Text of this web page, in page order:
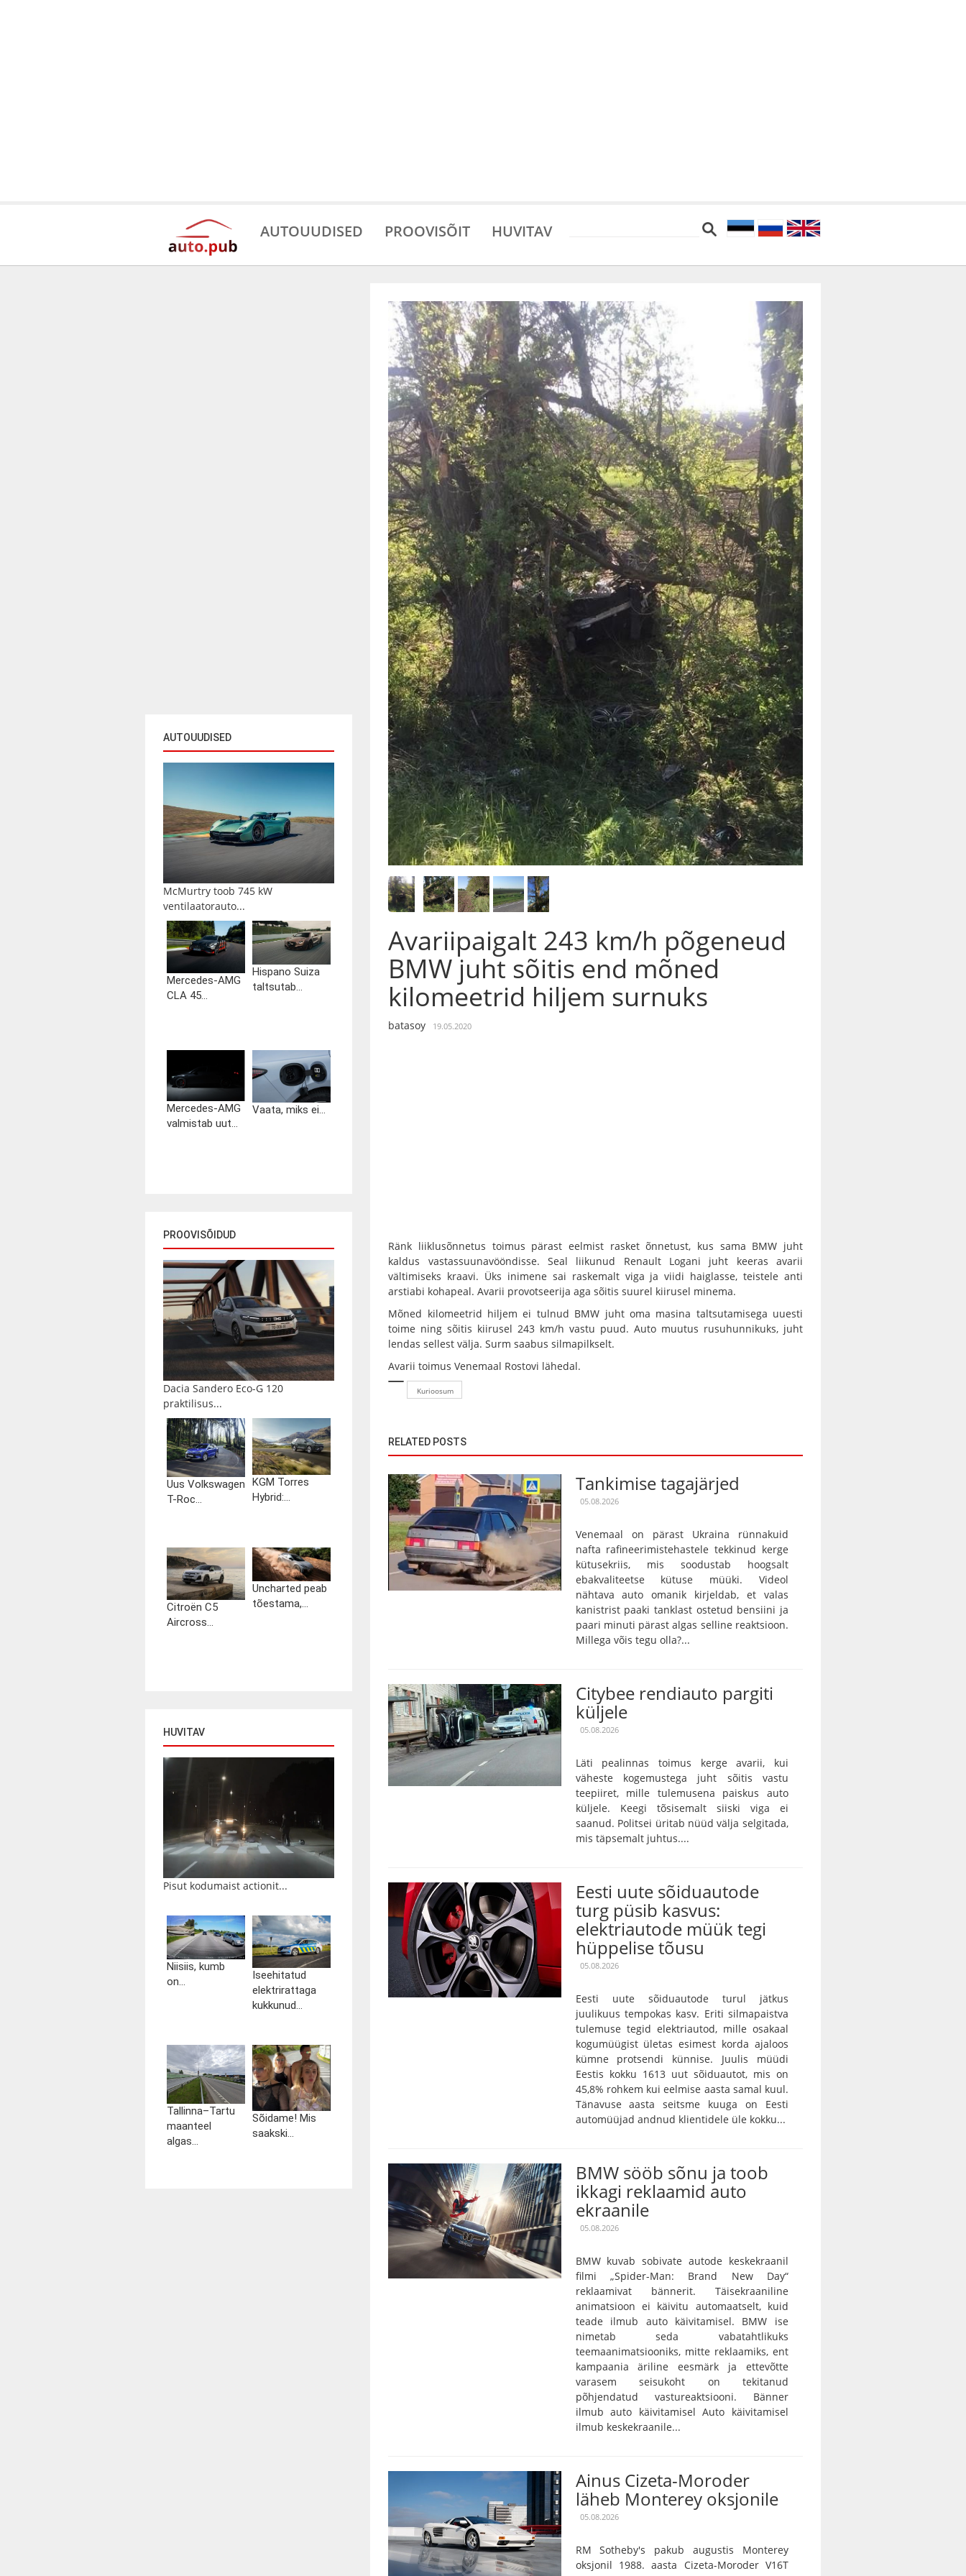
AUTOUUDISED PROOVISÕIT HUVITAV
AUTOUUDISED
McMurtry toob 745 kW
ventilaatorauto...
Mercedes-AMG
CLA 45...
Hispano Suiza
taltsutab...
Mercedes-AMG
valmistab uut...
Vaata, miks ei...
PROOVISÕIDUD
Dacia Sandero Eco-G 120
praktilisus...
Uus Volkswagen
T-Roc...
KGM Torres
Hybrid:...
Citroën C5
Aircross...
Uncharted peab
tõestama,...
HUVITAV
Pisut kodumaist actionit...
Niisiis, kumb
on...
Iseehitatud
elektrirattaga
kukkunud...
Tallinna–Tartu
maanteel
algas...
Sõidame! Mis
saakski...
Avariipaigalt 243 km/h põgeneud
BMW juht sõitis end mõned
kilomeetrid hiljem surnuks
batasoy 19.05.2020
Ränk liiklusõnnetus toimus pärast eelmist rasket õnnetust, kus sama BMW juht
kaldus vastassuunavööndisse. Seal liikunud Renault Logani juht keeras avarii
vältimiseks kraavi. Üks inimene sai raskemalt viga ja viidi haiglasse, teistele anti
arstiabi kohapeal. Avarii provotseerija aga sõitis suurel kiirusel minema.
Mõned kilomeetrid hiljem ei tulnud BMW juht oma masina taltsutamisega uuesti
toime ning sõitis kiirusel 243 km/h vastu puud. Auto muutus rusuhunnikuks, juht
lendas sellest välja. Surm saabus silmapilkselt.
Avarii toimus Venemaal Rostovi lähedal.
Kurioosum
RELATED POSTS
Tankimise tagajärjed
05.08.2026
Venemaal on pärast Ukraina rünnakuid
nafta rafineerimistehastele tekkinud kerge
kütusekriis, mis soodustab hoogsalt
ebakvaliteetse kütuse müüki. Videol
nähtava auto omanik kirjeldab, et valas
kanistrist paaki tanklast ostetud bensiini ja
paari minuti pärast algas selline reaktsioon.
Millega võis tegu olla?...
Citybee rendiauto pargiti
küljele
05.08.2026
Läti pealinnas toimus kerge avarii, kui
väheste kogemustega juht sõitis vastu
teepiiret, mille tulemusena paiskus auto
küljele. Keegi tõsisemalt siiski viga ei
saanud. Politsei üritab nüüd välja selgitada,
mis täpsemalt juhtus....
Eesti uute sõiduautode
turg püsib kasvus:
elektriautode müük tegi
hüppelise tõusu
05.08.2026
Eesti uute sõiduautode turul jätkus
juulikuus tempokas kasv. Eriti silmapaistva
tulemuse tegid elektriautod, mille osakaal
kogumüügist ületas esimest korda ajaloos
kümne protsendi künnise. Juulis müüdi
Eestis kokku 1613 uut sõiduautot, mis on
45,8% rohkem kui eelmise aasta samal kuul.
Tänavuse aasta seitsme kuuga on Eesti
automüüjad andnud klientidele üle kokku...
BMW sööb sõnu ja toob
ikkagi reklaamid auto
ekraanile
05.08.2026
BMW kuvab sobivate autode keskekraanil
filmi „Spider-Man: Brand New Day“
reklaamivat bännerit. Täisekraaniline
animatsioon ei käivitu automaatselt, kuid
teade ilmub auto käivitamisel. BMW ise
nimetab seda vabatahtlikuks
teemaanimatsiooniks, mitte reklaamiks, ent
kampaania äriline eesmärk ja ettevõtte
varasem seisukoht on tekitanud
põhjendatud vastureaktsiooni. Bänner
ilmub auto käivitamisel Auto käivitamisel
ilmub keskekraanile...
Ainus Cizeta-Moroder
läheb Monterey oksjonile
05.08.2026
RM Sotheby's pakub augustis Monterey
oksjonil 1988. aasta Cizeta-Moroder V16T